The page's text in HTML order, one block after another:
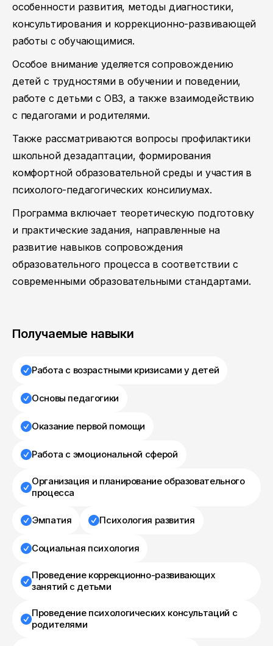
особенности развития, методы диагностики,
консультирования и коррекционно-развивающей
работы с обучающимися.
Особое внимание уделяется сопровождению
детей с трудностями в обучении и поведении,
работе с детьми с ОВЗ, а также взаимодействию
с педагогами и родителями.
Также рассматриваются вопросы профилактики
школьной дезадаптации, формирования
комфортной образовательной среды и участия в
психолого-педагогических консилиумах.
Программа включает теоретическую подготовку
и практические задания, направленные на
развитие навыков сопровождения
образовательного процесса в соответствии с
современными образовательными стандартами.
Получаемые навыки
Работа с возрастными кризисами у детей
Основы педагогики
Оказание первой помощи
Работа с эмоциональной сферой
Организация и планирование образовательного
процесса
Эмпатия Психология развития
Социальная психология
Проведение коррекционно-развивающих
занятий с детьми
Проведение психологических консультаций с
родителями